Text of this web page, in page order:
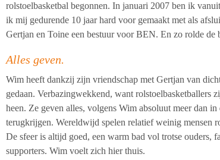
rolstoelbasketbal begonnen. In januari 2007 ben ik
ik mij gedurende 10 jaar hard voor gemaakt met als
Gertjan en Toine een bestuur voor BEN. En zo rolde
Alles geven.
Wim heeft dankzij zijn vriendschap met Gertjan van
gedaan. Verbazingwekkend, want rolstoelbasketballers
heen. Ze geven alles, volgens Wim absoluut meer dan
terugkrijgen. Wereldwijd spelen relatief weinig mensen
De sfeer is altijd goed, een warm bad vol trotse ouders,
supporters. Wim voelt zich hier thuis.